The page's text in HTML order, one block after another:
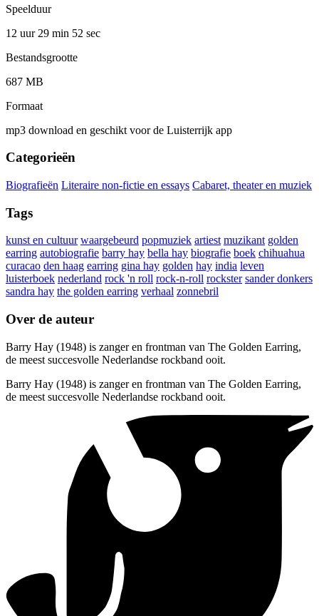
Speelduur
12 uur 29 min 52 sec
Bestandsgrootte
687 MB
Formaat
mp3 download en geschikt voor de Luisterrijk app
Categorieën
Biografieën Literaire non-fictie en essays Cabaret, theater en muziek
Tags
kunst en cultuur waargebeurd popmuziek artiest muzikant golden
earring autobiografie barry hay bella hay biografie boek chihuahua
curacao den haag earring gina hay golden hay india leven
luisterboek nederland rock 'n roll rock-n-roll rockster sander donkers
sandra hay the golden earring verhaal zonnebril
Over de auteur
Barry Hay (1948) is zanger en frontman van The Golden Earring,
de meest succesvolle Nederlandse rockband ooit.
Barry Hay (1948) is zanger en frontman van The Golden Earring,
de meest succesvolle Nederlandse rockband ooit.